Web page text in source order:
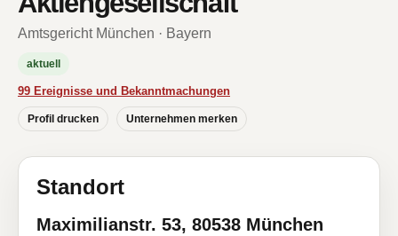
Amtsgericht München · Bayern
aktuell
99 Ereignisse und Bekanntmachungen
Profil drucken Unternehmen merken
Standort
Maximilianstr. 53, 80538 München